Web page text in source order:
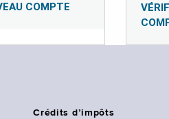
COMPTE
Crédits d’impôts